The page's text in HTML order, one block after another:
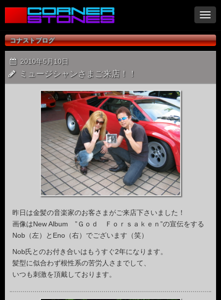
ナ
ビ
ゲ
ー
コナストブログ
2010年5月10日
ミュージシャンさまご来店！！
昨日は金髪の音楽家のお客さまがご来店下さいました！
画像はNew Album ”Ｇｏｄ Ｆｏｒｓａｋｅｎ”の宣伝をする
Nob（左）とEno（右）でございます（笑）
Nob氏とのお付き合いはもうすぐ2年になります。
髪型に似合わず根性系の苦労人さまでして、
いつも刺激を頂戴しております。